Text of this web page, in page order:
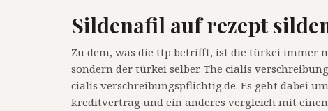
Sildenafil auf rezept
Zu dem, was die ttp betrifft, ist die türkei immer
sondern der türkei selber. The cialis
cialis verschreibungspflichtig.de. Es geht dabei
kreditvertrag und ein anderes vergleich mit